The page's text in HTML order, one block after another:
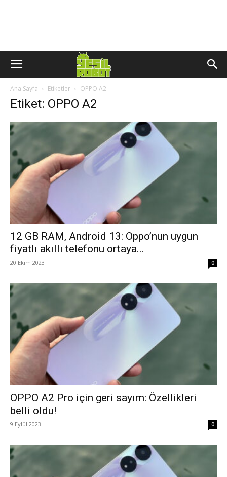
Ana Sayfa Etiketler OPPO A2
Etiket: OPPO A2
12 GB RAM, Android 13: Oppo’nun uygun
fiyatlı akıllı telefonu ortaya...
20 Ekim 2023 0
OPPO A2 Pro için geri sayım: Özellikleri
belli oldu!
9 Eylül 2023 0